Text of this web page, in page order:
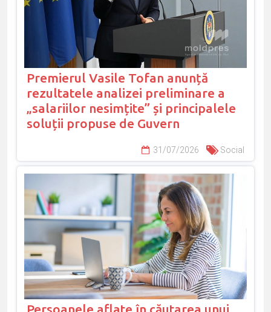
Premierul Vasile Tofan anunță
rezultatele analizei preliminare a
„salariilor nesimțite” și principalele
soluții propuse de Guvern
31/07/2026 Social
Persoanele aflate în căutarea unui